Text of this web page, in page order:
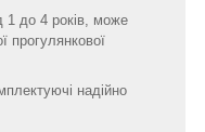
1 до 4 років, може
прогулянкової
надійно